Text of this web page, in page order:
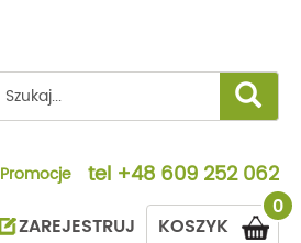
Promocje tel +48 609 252 062
0
KOSZYK
ZAREJESTRUJ